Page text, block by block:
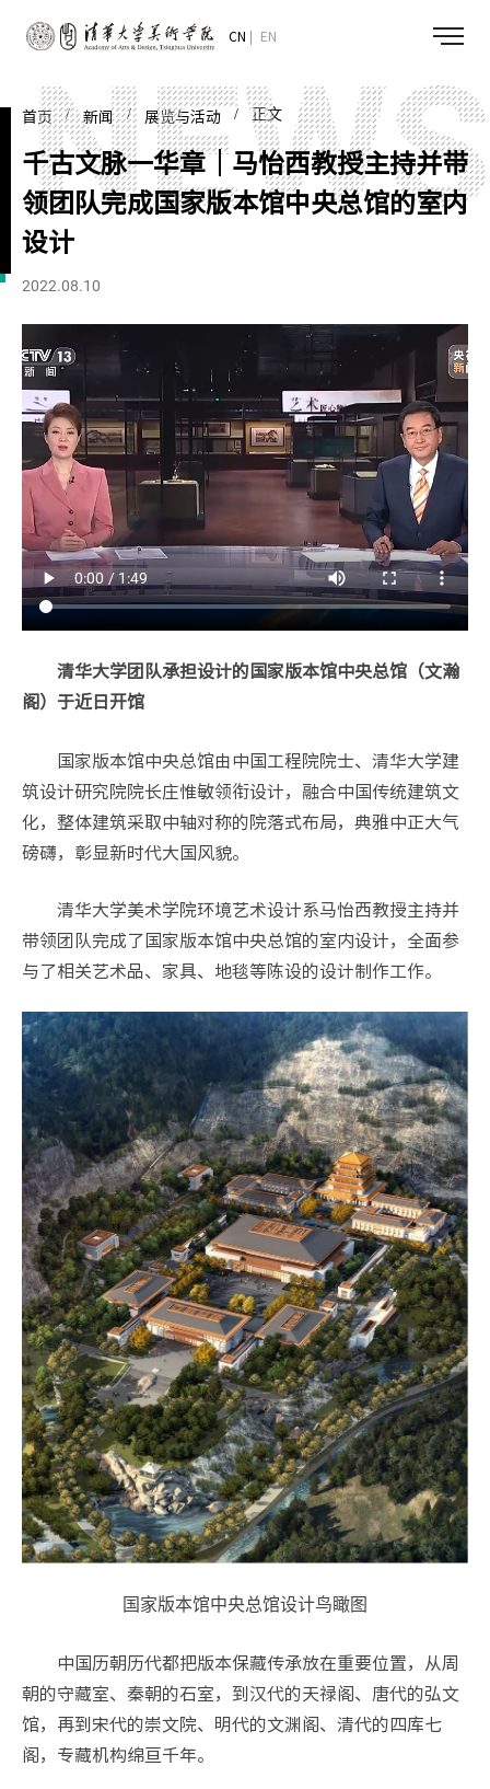
CN EN
首页/ 新闻/ 展览与活动 / 正文
千古文脉一华章｜马怡西教授主持并带
领团队完成国家版本馆中央总馆的室内
设计
2022.08.10
清华大学团队承担设计的国家版本馆中央总馆（文瀚
阁）于近日开馆
国家版本馆中央总馆由中国工程院院士、清华大学建
筑设计研究院院长庄惟敏领衔设计，融合中国传统建筑文
化，整体建筑采取中轴对称的院落式布局，典雅中正大气
磅礴，彰显新时代大国风貌。
清华大学美术学院环境艺术设计系马怡西教授主持并
带领团队完成了国家版本馆中央总馆的室内设计，全面参
与了相关艺术品、家具、地毯等陈设的设计制作工作。
国家版本馆中央总馆设计鸟瞰图
中国历朝历代都把版本保藏传承放在重要位置，从周
朝的守藏室、秦朝的石室，到汉代的天禄阁、唐代的弘文
馆，再到宋代的崇文院、明代的文渊阁、清代的四库七
阁，专藏机构绵亘千年。